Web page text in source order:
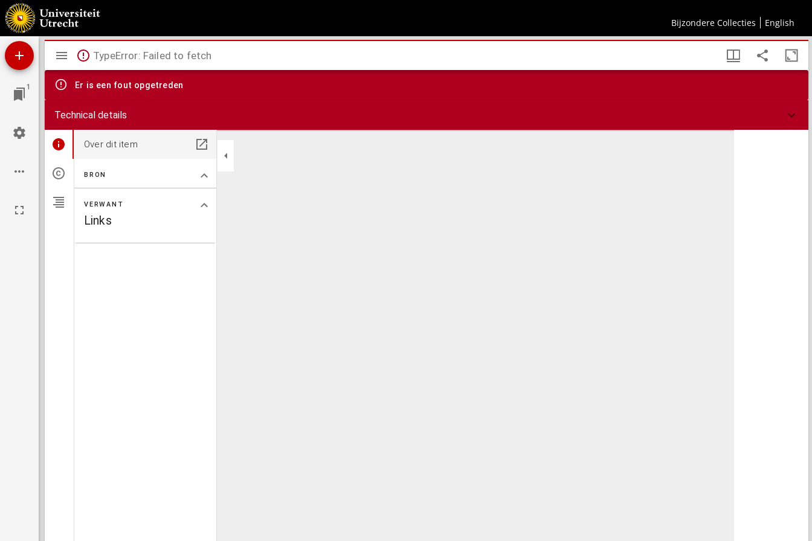
Bijzondere Collecties English
Gedichtjes voor de Zondagsschool
1
Mirador
viewer
TypeError: Failed to fetch
Er is een fout opgetreden
Technical details
Over dit item
BRON
VERWANT
Links